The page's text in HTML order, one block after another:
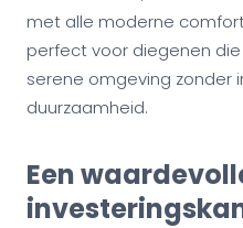
met alle moderne
perfect voor diegenen
serene omgeving zonder
duurzaamheid.
Een